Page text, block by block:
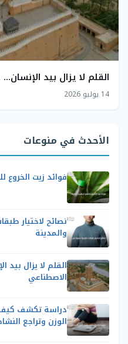
القلم لا يزال بيد
14 يوليو 2026
الأحدث في منوعات
فوائد زيت الخروع
نصائح لاختيار
والمدينة
القلم لا يزال بيد
الاصطناعي
دراسة تكشف كيف
الوزن وتراجع